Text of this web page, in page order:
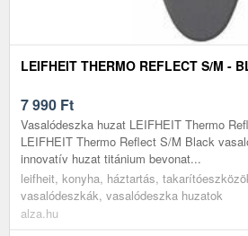
LEIFHEIT THERMO REFLECT S/M -
7 990 Ft
Vasalódeszka huzat LEIFHEIT Thermo
LEIFHEIT Thermo Reflect S/M Black
innovatív huzat titánium bevonat...
leifheit, konyha, háztartás,
vasalódeszkák, vasalódeszka huzatok
alza.hu